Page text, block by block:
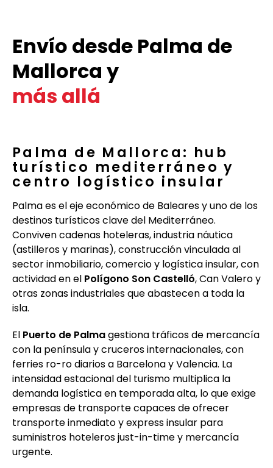
Envío desde Palma de
Mallorca y
más allá
Palma de Mallorca: hub
turístico mediterráneo y
centro logístico insular
Palma es el eje económico de Baleares y uno de los
destinos turísticos clave del Mediterráneo.
Conviven cadenas hoteleras, industria náutica
(astilleros y marinas), construcción vinculada al
sector inmobiliario, comercio y logística insular, con
actividad en el Polígono Son Castelló, Can Valero y
otras zonas industriales que abastecen a toda la
isla.
El Puerto de Palmagestiona tráficos de mercancía
con la península y cruceros internacionales, con
ferries ro-ro diarios a Barcelona y Valencia. La
intensidad estacional del turismo multiplica la
demanda logística en temporada alta, lo que exige
empresas de transporte capaces de ofrecer
transporte inmediato y express insular para
suministros hoteleros just-in-time y mercancía
urgente.